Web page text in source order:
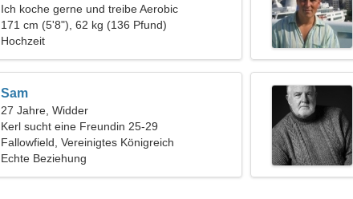
Ich koche gerne und treibe Aerobic
171 cm (5'8"), 62 kg (136 Pfund)
Hochzeit
Sam
27 Jahre, Widder
Kerl sucht eine Freundin 25-29
Fallowfield, Vereinigtes Königreich
Echte Beziehung